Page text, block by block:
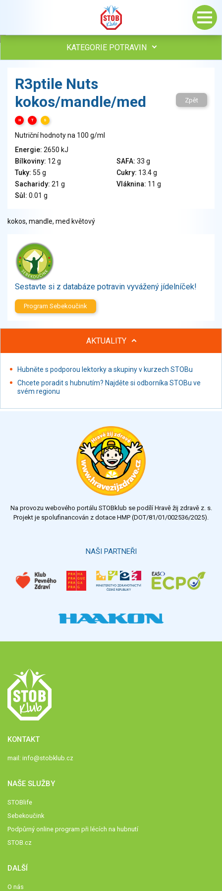
KATEGORIE POTRAVIN
Vejce
Mléko
Sýry
Veganské a vegetariánské výrobky
Tuky
Obiloviny, mouka, cereální výrobky
Chléb, pečivo, křehké chleby, pufované výrobky
Přílohy
Zelenina
Brambory, luštěniny, houby
Sladkosti, slané výrobky
Zmrzliny
Ochucovadla, přísady, sladidla
Sušené směsi
Polotovary, hotové pokrmy
Nápoje nealkoholické
Fastfood
Studená kuchyně, lahůdkářské výrobky
R3ptile Nuts
kokos/mandle/med
H T S
Zpět
Nutriční hodnoty na 100 g/ml
Energie: 2650 kJ
Bílkoviny: 12 g SAFA: 33 g
Tuky: 55 g Cukry: 13.4 g
Sacharidy: 21 g Vláknina: 11 g
Sůl: 0.01 g
kokos, mandle, med květový
Sestavte si z databáze potravin vyvážený jídelníček!
Program Sebekoučink
AKTUALITY
Hubněte s podporou lektorky a skupiny v kurzech STOBu
Chcete poradit s hubnutím? Najděte si odborníka STOBu ve
svém regionu
Na provozu webového portálu STOBklub se podílí Hravě žij zdravě z. s.
Projekt je spolufinancován z dotace HMP (DOT/81/01/002536/2025).
NAŠI PARTNEŘI
KONTAKT
mail: info@stobklub.cz
NAŠE SLUŽBY
STOBlife
Sebekoučink
Podpůrný online program při lécích na hubnutí
STOB.cz
DALŠÍ
O nás